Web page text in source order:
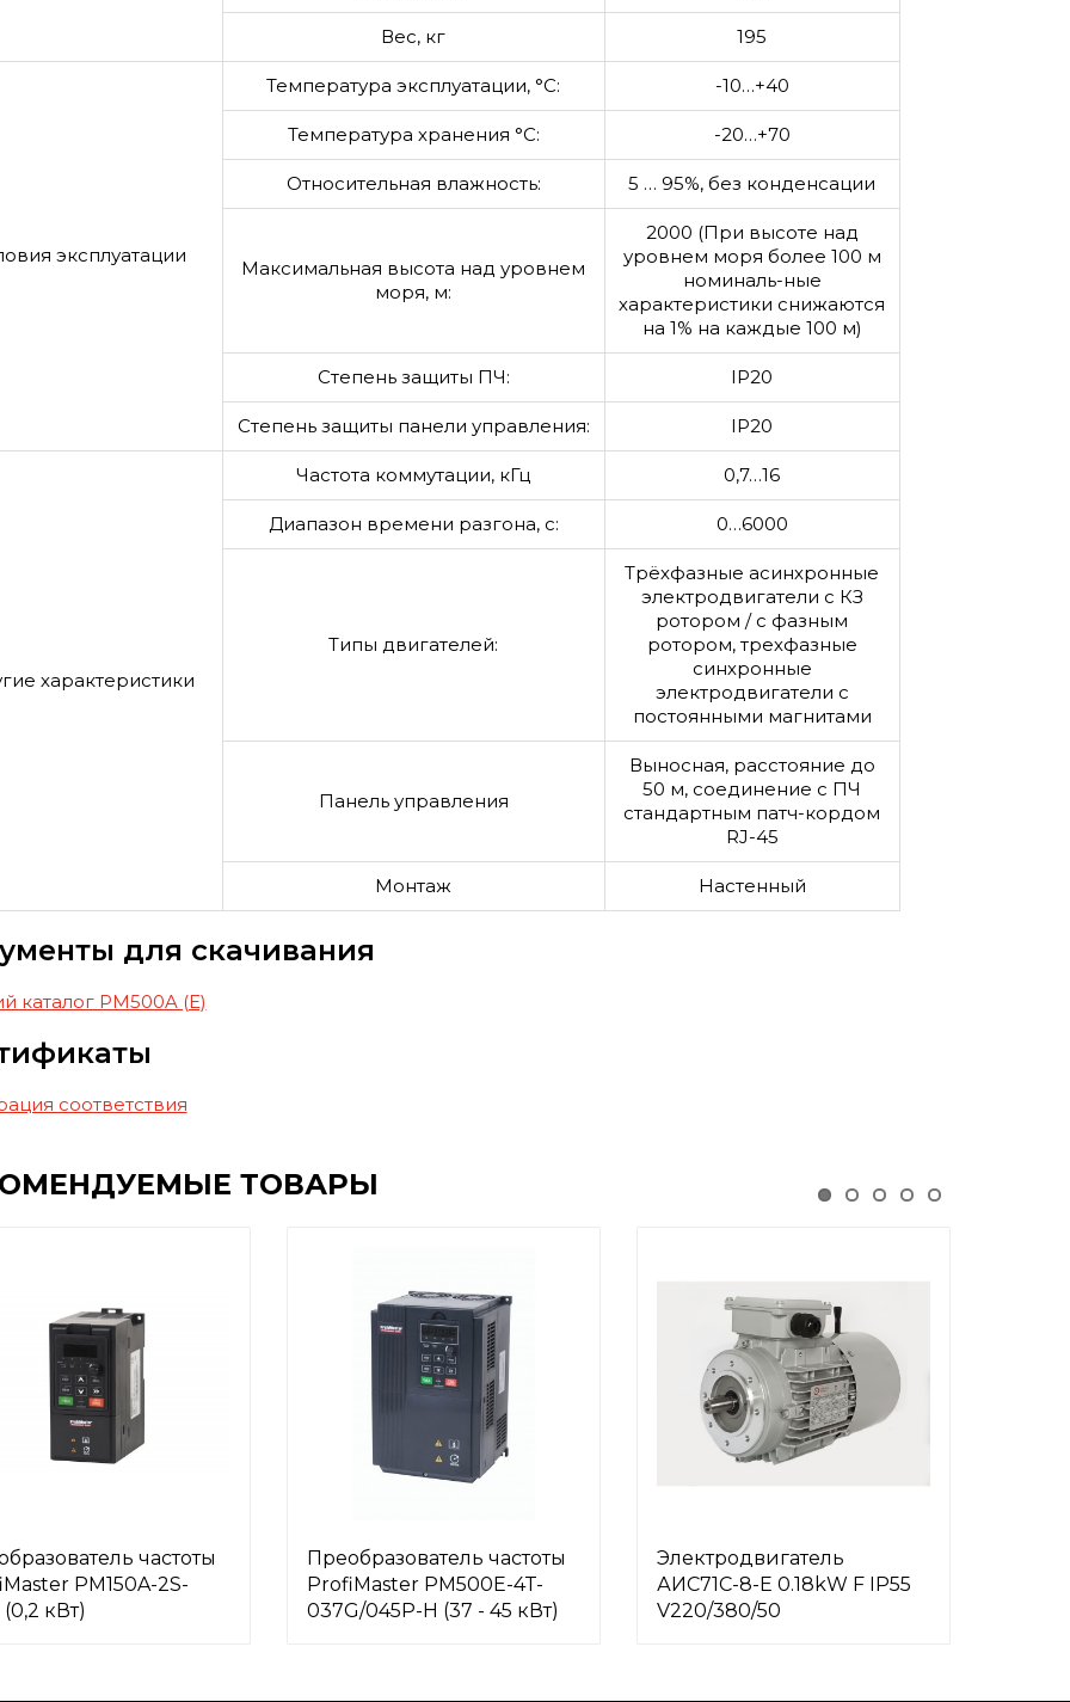
Вес, кг 195
эксплуатации
Температура эксплуатации, °C: -10…+40
Температура хранения °C: -20…+70
Относительная влажность: 5 … 95%, без конденсации
Максимальная высота над уровнем
моря, м:
2000 (При высоте над
уровнем моря более 100 м
номиналь-ные
характеристики снижаются
на 1% на каждые 100 м)
Степень защиты ПЧ: IP20
Степень защиты панели управления: IP20
характеристики
Частота коммутации, кГц 0,7…16
Диапазон времени разгона, с: 0…6000
Типы двигателей:
Трёхфазные асинхронные
электродвигатели с КЗ
ротором / с фазным
ротором, трехфазные
синхронные
электродвигатели с
постоянными магнитами
Панель управления
Выносная, расстояние до
50 м, соединение с ПЧ
стандартным патч-кордом
RJ-45
Монтаж Настенный
для скачивания
каталог PM500A (E)
соответствия
ТОВАРЫ
частоты
PM150A-2S-
кВт)
Преобразователь частоты
ProfiMaster PM500E-4T-
037G/045P-H (37 - 45 кВт)
Электродвигатель
АИС71C-8-Е 0.18kW F IP55
V220/380/50